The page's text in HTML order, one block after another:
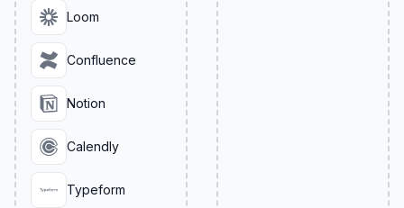
Loom
Confluence
Notion
Calendly
Typeform